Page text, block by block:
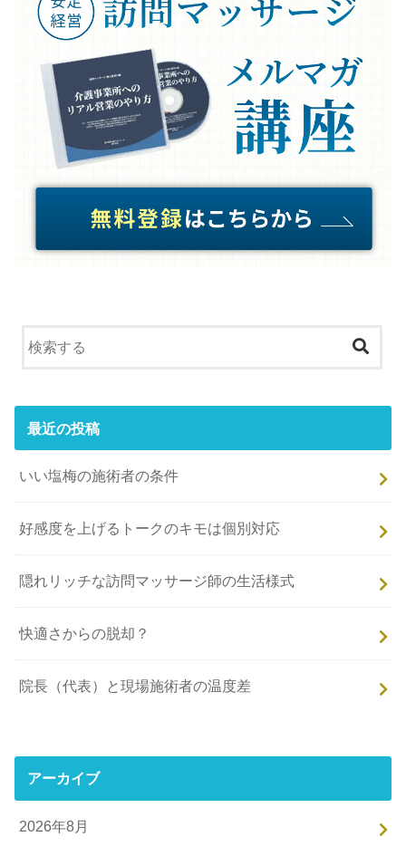
最近の投稿
いい塩梅の施術者の条件
好感度を上げるトークのキモは個別対応
隠れリッチな訪問マッサージ師の生活様式
快適さからの脱却？
院長（代表）と現場施術者の温度差
アーカイブ
2026年8月